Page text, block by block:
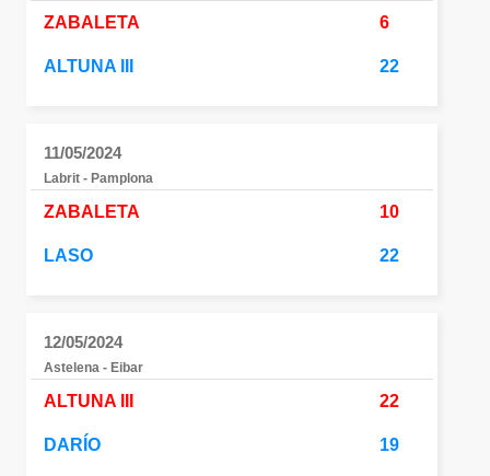
ZABALETA 6
ALTUNA III 22
11/05/2024
Labrit - Pamplona
ZABALETA 10
LASO 22
12/05/2024
Astelena - Eibar
ALTUNA III 22
DARÍO 19